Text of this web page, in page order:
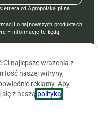
od Agropolska.pl na
o najnowszych produktach
– informacje te będą
Ci najlepsze wrażenia z
naszej witryny,
reklamy. Aby
z naszą polityką